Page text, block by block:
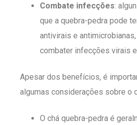
Combate infecções:
que a quebra-pedra pode
antivirais e
combater infecções virais
Apesar dos benefícios, é
algumas considerações sobre o
O chá quebra-pedra é